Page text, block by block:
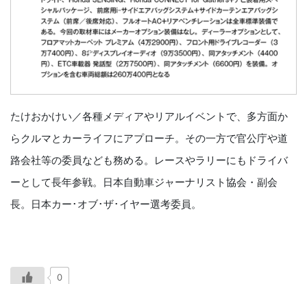
たけおかけい／各種メディアやリアルイベントで、多方面か
らクルマとカーライフにアプローチ。その一方で官公庁や道
路会社等の委員なども務める。レースやラリーにもドライバ
ーとして長年参戦。日本自動車ジャーナリスト協会・副会
長。日本カー･オブ･ザ･イヤー選考委員。
0